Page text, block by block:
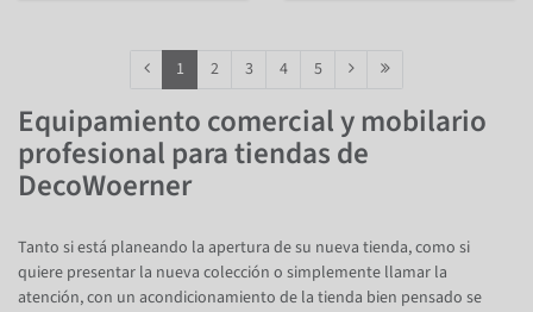
1 2 3 4 5
Equipamiento comercial y mobilario
profesional para tiendas de
DecoWoerner
Tanto si está planeando la apertura de su nueva tienda, como si
quiere presentar la nueva colección o simplemente llamar la
atención, con un acondicionamiento de la tienda bien pensado se